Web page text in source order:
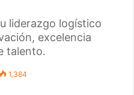
liderazgo logístico
excelencia
talento.
1,384